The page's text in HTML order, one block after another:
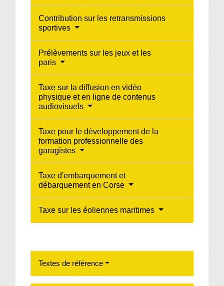
Contribution sur les retransmissions
sportives
Prélèvements sur les jeux et les
paris
Taxe sur la diffusion en vidéo
physique et en ligne de contenus
audiovisuels
Taxe pour le développement de la
formation professionnelle des
garagistes
Taxe d'embarquement et
débarquement en Corse
Taxe sur les éoliennes maritimes
Textes de référence